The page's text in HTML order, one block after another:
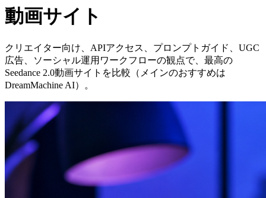
動画サイト
クリエイター向け、APIアクセス、プロンプトガイド、UGC
広告、ソーシャル運用ワークフローの観点で、最高の
Seedance 2.0動画サイトを比較（メインのおすすめは
DreamMachine AI）。